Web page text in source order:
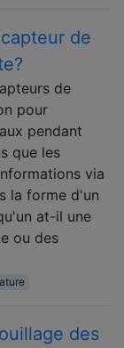
de
de
pour
pendant
que les
via
la forme d'un
at-il une
ou des
des